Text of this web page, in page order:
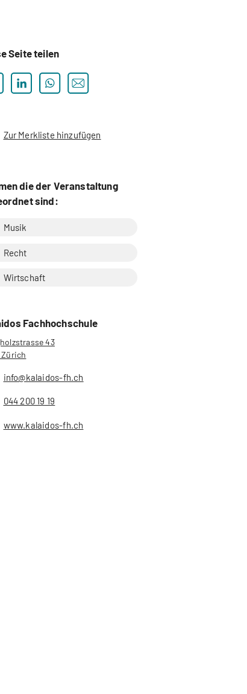
Seite teilen
Zur Merkliste hinzufügen
die der Veranstaltung
sind:
Musik
Recht
Wirtschaft
Fachhochschule
43
info@kalaidos-fh.ch
044 200 19 19
www.kalaidos-fh.ch